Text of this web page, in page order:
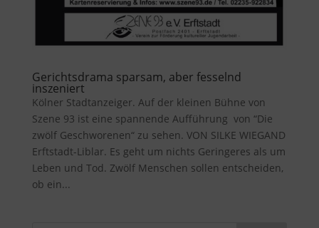
Gerichtsdrama sparsam, aber fesselnd
inszeniert
Kölner Stadtanzeiger. Auf der kleinen Bühne von
Szene 93 ist eine spannende Aufführung von “Die
zwölf Geschworenen“ zu sehen. VON SILKE WIEGAND
Erftstadt-Liblar. Es geht um nichts Geringeres als um
Leben und Tod. Zwölf Menschen sollen entscheiden,
ob ein...